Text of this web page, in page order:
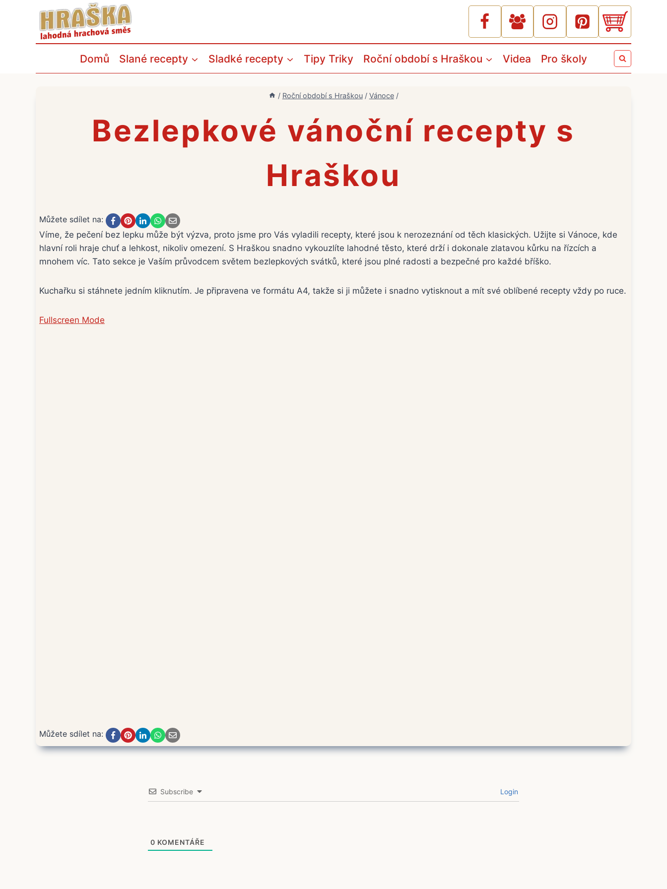
Domů Slané recepty Sladké recepty Tipy Triky Roční období s Hraškou Videa Pro školy
/ Roční období s Hraškou / Vánoce /
Bezlepkové vánoční recepty s
Hraškou
Můžete sdílet na:
Víme, že pečení bez lepku může být výzva, proto jsme pro Vás vyladili recepty, které jsou k nerozeznání od těch klasických. Užijte si Vánoce, kde
hlavní roli hraje chuť a lehkost, nikoliv omezení. S Hraškou snadno vykouzlíte lahodné těsto, které drží i dokonale zlatavou kůrku na řízcích a
mnohem víc. Tato sekce je Vaším průvodcem světem bezlepkových svátků, které jsou plné radosti a bezpečné pro každé bříško.
Kuchařku si stáhnete jedním kliknutím. Je připravena ve formátu A4, takže si ji můžete i snadno vytisknout a mít své oblíbené recepty vždy po ruce.
Fullscreen Mode
Můžete sdílet na:
Subscribe Login
0 KOMENTÁŘE